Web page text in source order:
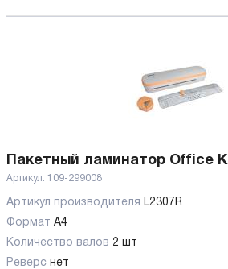
Пакетный ламинатор Office
Артикул: 109-299008
Артикул производителя L2307R
Формат A4
Количество валов 2 шт
Реверс нет